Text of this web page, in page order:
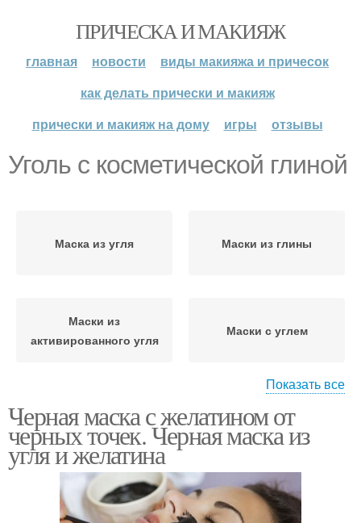
ПРИЧЕСКА И МАКИЯЖ
главная новости
виды макияжа и причесок
как делать прически и макияж
прически и макияж на дому
игры отзывы
Уголь с косметической глиной
Маска из угля Маски из глины
Маски из
активированного угля
Маски с углем
Уголь в микроволновке Активированные угли
Активированный уголь
Маски с
активированным углем
Показать все
Черная маска с желатином от
черных точек. Черная маска из
угля и желатина